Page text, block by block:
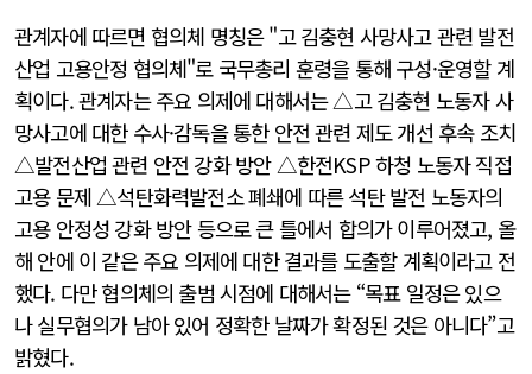
관계자에 따르면 협의체 명칭은 "고 김충현 사망사고 관련 발전
산업 고용안정 협의체"로 국무총리 훈령을 통해 구성·운영할 계
획이다. 관계자는 주요 의제에 대해서는 △고 김충현 노동자 사
망사고에 대한 수사·감독을 통한 안전 관련 제도 개선 후속 조치
△발전산업 관련 안전 강화 방안 △한전KSP 하청 노동자 직접
고용 문제 △석탄화력발전소 폐쇄에 따른 석탄 발전 노동자의
고용 안정성 강화 방안 등으로 큰 틀에서 합의가 이루어졌고, 올
해 안에 이 같은 주요 의제에 대한 결과를 도출할 계획이라고 전
했다. 다만 협의체의 출범 시점에 대해서는 “목표 일정은 있으
나 실무협의가 남아 있어 정확한 날짜가 확정된 것은 아니다”고
밝혔다.